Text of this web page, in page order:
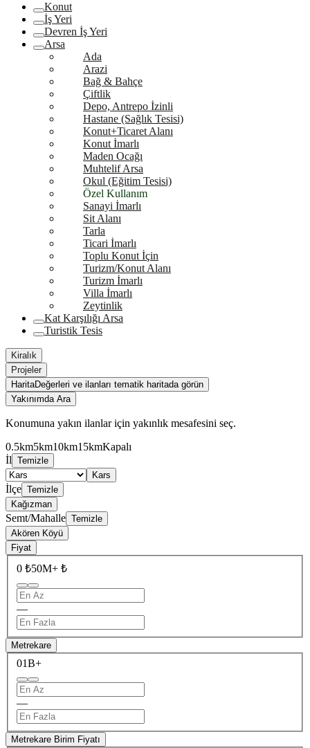
Konut
İş Yeri
Devren İş Yeri
Arsa
Ada
Arazi
Bağ & Bahçe
Çiftlik
Depo, Antrepo İzinli
Hastane (Sağlık Tesisi)
Konut+Ticaret Alanı
Konut İmarlı
Maden Ocağı
Muhtelif Arsa
Okul (Eğitim Tesisi)
Özel Kullanım
Sanayi İmarlı
Sit Alanı
Tarla
Ticari İmarlı
Toplu Konut İçin
Turizm/Konut Alanı
Turizm İmarlı
Villa İmarlı
Zeytinlik
Kat Karşılığı Arsa
Turistik Tesis
Kiralık
Projeler
HaritaDeğerleri ve ilanları tematik haritada görün
Yakınımda Ara
Konumuna yakın ilanlar için yakınlık mesafesini seç.
0.5km5km10km15kmKapalı
İl Temizle
Kars
İlçe Temizle
Kağızman
Semt/Mahalle Temizle
Akören Köyü
Fiyat
0 ₺50M+ ₺
—
Metrekare
01B+
—
Metrekare Birim Fiyatı